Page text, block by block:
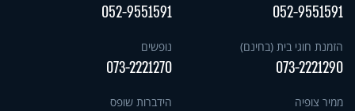
052-9551591
052-9551591
הזמנת חוגי בית (בחינם)
073-2221290
נופשים
073-2221270
ממיר צופיה הידברות שופס